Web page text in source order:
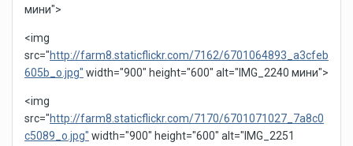
мини">
<img
src="http://farm8.staticflickr.com/7162/6701064893_a3cfeb
605b_o.jpg" width="900" height="600" alt="IMG_2240 мини">
<img
src="http://farm8.staticflickr.com/7170/6701071027_7a8c0
c5089_o.jpg" width="900" height="600" alt="IMG_2251